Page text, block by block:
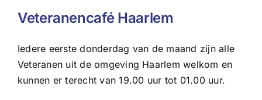
Veteranencafé Haarlem
Iedere eerste donderdag van de maand zijn alle
Veteranen uit de omgeving Haarlem welkom en
kunnen er terecht van 19.00 uur tot 01.00 uur.